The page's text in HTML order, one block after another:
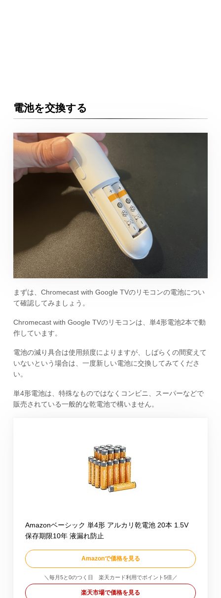
電池を交換する
まずは、Chromecast with Google TVのリモコンの電池につい
て確認してみましょう。
Chromecast with Google TVのリモコンは、単4形電池2本で動
作しています。
電池の減り具合は使用頻度によりますが、しばらくの間変えて
いないという場合は、一度新しい電池に交換してみてくださ
い。
単4形電池は、特殊なものではなくコンビニ、スーパーなどで
販売されている一般的な乾電池で構いません。
Amazonベーシック 単4形 アルカリ乾電池 20本 1.5V
保存期限10年 液漏れ防止
Amazonで価格を見る
＼毎月5と0のつく日 楽天カード利用でポイント5倍／
楽天市場で価格を見る